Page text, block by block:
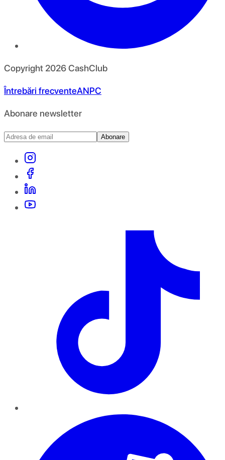
Copyright 2026CashClub
Întrebări frecventeANPC
Abonare newsletter
Abonare